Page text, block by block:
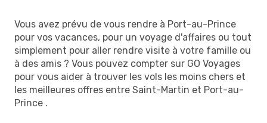
Vous avez prévu de vous rendre à Port-au-Prince
pour vos vacances, pour un voyage d'affaires ou tout
simplement pour aller rendre visite à votre famille ou
à des amis ? Vous pouvez compter sur GO Voyages
pour vous aider à trouver les vols les moins chers et
les meilleures offres entre Saint-Martin et Port-au-
Prince .